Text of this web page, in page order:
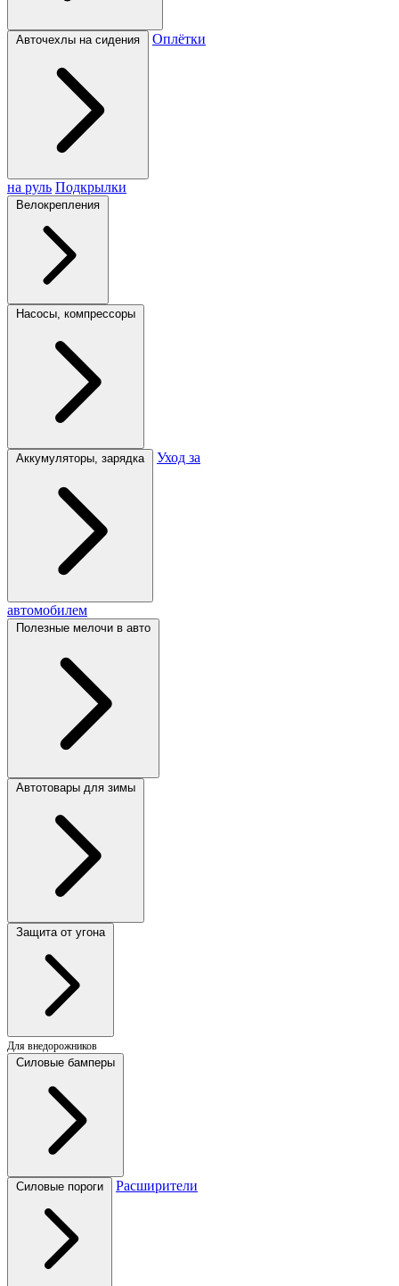
Авточехлы на сидения Оплётки
на руль Подкрылки
Велокрепления
Насосы, компрессоры
Аккумуляторы, зарядка Уход за
автомобилем
Полезные мелочи в авто
Автотовары для зимы
Защита от угона
Для внедорожников
Силовые бамперы
Силовые пороги Расширители